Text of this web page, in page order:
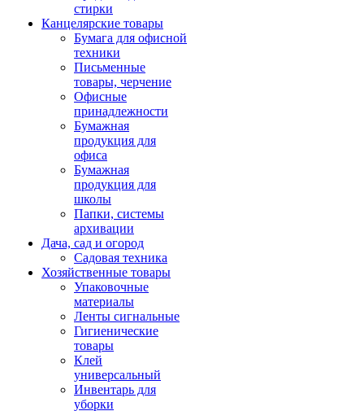
стирки
Канцелярские товары
Бумага для офисной
техники
Письменные
товары, черчение
Офисные
принадлежности
Бумажная
продукция для
офиса
Бумажная
продукция для
школы
Папки, системы
архивации
Дача, сад и огород
Садовая техника
Хозяйственные товары
Упаковочные
материалы
Ленты сигнальные
Гигиенические
товары
Клей
универсальный
Инвентарь для
уборки